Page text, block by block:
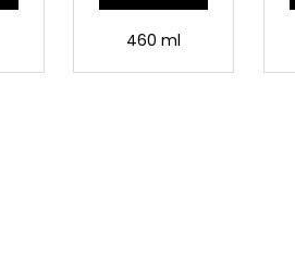
460 ml